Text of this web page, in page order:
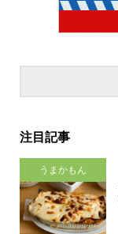
注目記事
うまかもん